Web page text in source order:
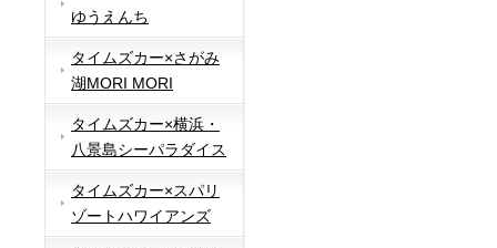
ゆうえんち
タイムズカー×さがみ
湖MORI MORI
タイムズカー×横浜・
八景島シーパラダイス
タイムズカー×スパリ
ゾートハワイアンズ